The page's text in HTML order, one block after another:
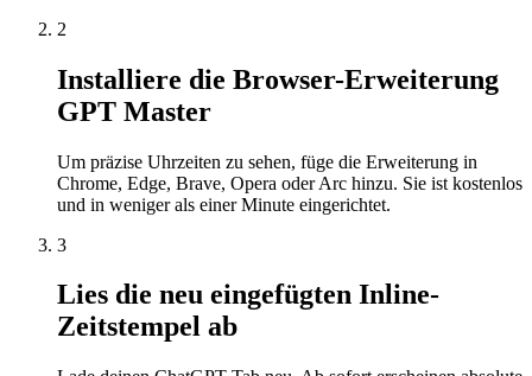
2
Installiere die Browser-Erweiterung
GPT Master
Um präzise Uhrzeiten zu sehen, füge die Erweiterung in
Chrome, Edge, Brave, Opera oder Arc hinzu. Sie ist kostenlos
und in weniger als einer Minute eingerichtet.
3
Lies die neu eingefügten Inline-
Zeitstempel ab